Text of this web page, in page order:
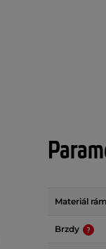
Materiál
Brzdy